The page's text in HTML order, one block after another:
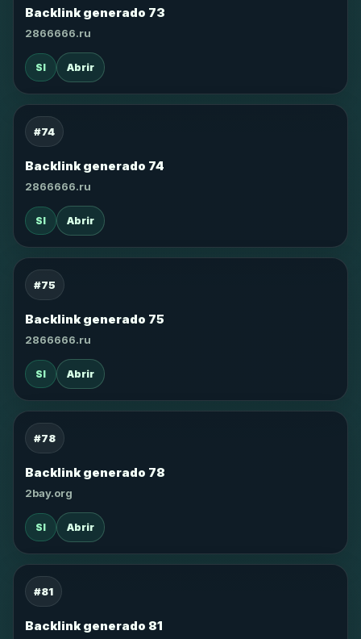
Backlink generado 73
2866666.ru
SI Abrir
#74
Backlink generado 74
2866666.ru
SI Abrir
#75
Backlink generado 75
2866666.ru
SI Abrir
#78
Backlink generado 78
2bay.org
SI Abrir
#81
Backlink generado 81